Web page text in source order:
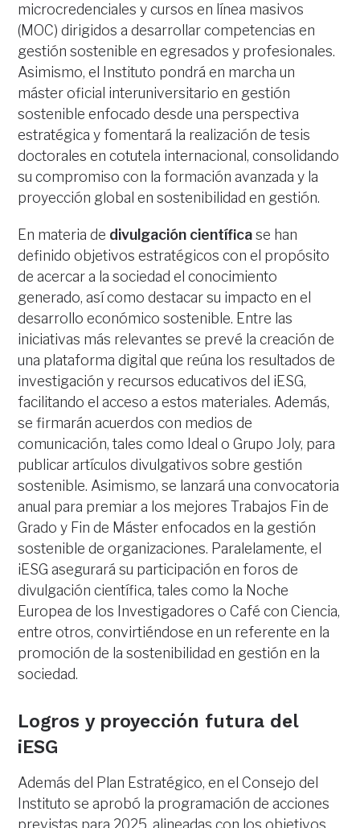
microcredenciales y cursos en línea masivos
(MOC) dirigidos a desarrollar competencias en
gestión sostenible en egresados y profesionales.
Asimismo, el Instituto pondrá en marcha un
máster oficial interuniversitario en gestión
sostenible enfocado desde una perspectiva
estratégica y fomentará la realización de tesis
doctorales en cotutela internacional, consolidando
su compromiso con la formación avanzada y la
proyección global en sostenibilidad en gestión.
En materia de divulgación científicase han
definido objetivos estratégicos con el propósito
de acercar a la sociedad el conocimiento
generado, así como destacar su impacto en el
desarrollo económico sostenible. Entre las
iniciativas más relevantes se prevé la creación de
una plataforma digital que reúna los resultados de
investigación y recursos educativos del iESG,
facilitando el acceso a estos materiales. Además,
se firmarán acuerdos con medios de
comunicación, tales como Ideal o Grupo Joly, para
publicar artículos divulgativos sobre gestión
sostenible. Asimismo, se lanzará una convocatoria
anual para premiar a los mejores Trabajos Fin de
Grado y Fin de Máster enfocados en la gestión
sostenible de organizaciones. Paralelamente, el
iESG asegurará su participación en foros de
divulgación científica, tales como la Noche
Europea de los Investigadores o Café con Ciencia,
entre otros, convirtiéndose en un referente en la
promoción de la sostenibilidad en gestión en la
sociedad.
Logros y proyección futura del
iESG
Además del Plan Estratégico, en el Consejo del
Instituto se aprobó la programación de acciones